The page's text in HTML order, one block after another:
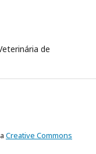
de
Creative Commons